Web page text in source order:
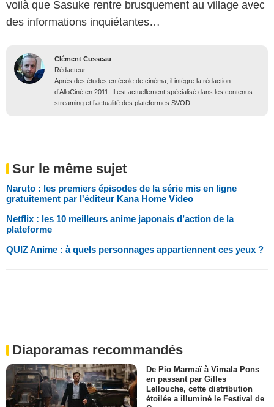
voilà que Sasuke rentre brusquement au village avec
des informations inquiétantes…
Clément Cusseau
Rédacteur
Après des études en école de cinéma, il intègre la rédaction
d’AlloCiné en 2011. Il est actuellement spécialisé dans les contenus
streaming et l’actualité des plateformes SVOD.
Sur le même sujet
Naruto : les premiers épisodes de la série mis en ligne
gratuitement par l'éditeur Kana Home Video
Netflix : les 10 meilleurs anime japonais d’action de la
plateforme
QUIZ Anime : à quels personnages appartiennent ces yeux ?
Diaporamas recommandés
De Pio Marmaï à Vimala Pons
en passant par Gilles
Lellouche, cette distribution
étoilée a illuminé le Festival de